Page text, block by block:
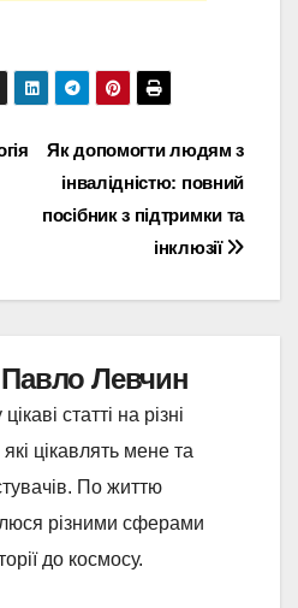
Як допомогти людям з
інвалідністю: повний
посібник з підтримки та
інклюзії
Павло Левчин
статті на різні
цікавлять мене та
По життю
різними сферами
до космосу.